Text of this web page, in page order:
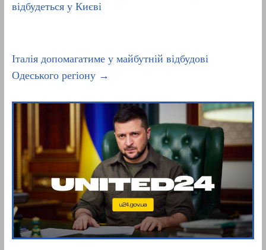
відбудеться у Києві
Італія допомагатиме у майбутній відбудові
Одеського регіону →